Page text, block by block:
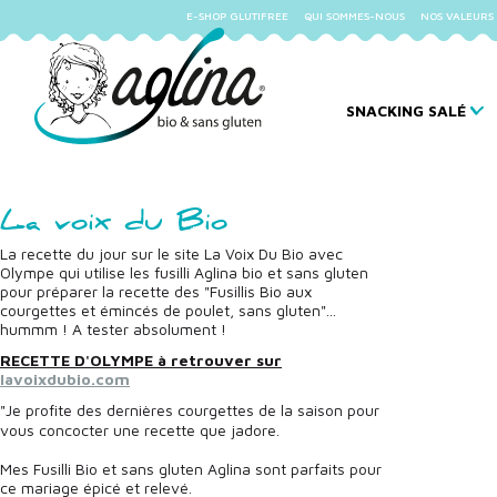
E-SHOP GLUTIFREE QUI SOMMES-NOUS NOS VALEURS
SNACKING SALÉ
La voix du Bio
La recette du jour sur le site La Voix Du Bio avec
Olympe qui utilise les fusilli Aglina bio et sans gluten
pour préparer la recette des "Fusillis Bio aux
courgettes et émincés de poulet, sans gluten"...
hummm ! A tester absolument !
RECETTE D'OLYMPE à retrouver sur
lavoixdubio.com
"Je profite des dernières courgettes de la saison pour
vous concocter une recette que jadore.
Mes Fusilli Bio et sans gluten Aglina sont parfaits pour
ce mariage épicé et relevé.